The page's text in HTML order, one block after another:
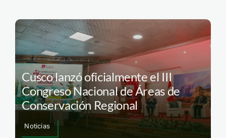
Cusco lanzó oficialmente el III
Congreso Nacional de Áreas de
Conservación Regional
Noticias